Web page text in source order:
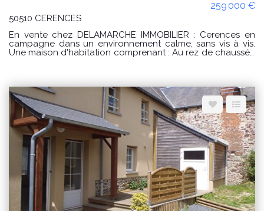
259 000 €
50510 CERENCES
En vente chez DELAMARCHE IMMOBILIER : Cerences en
campagne dans un environnement calme, sans vis à vis.
Une maison d'habitation comprenant : Au rez de chaussée
chambres dont une avec un dressing aménagé, -une salle
d'eau avec WC. PRIX : 259000 € Honoraires à la charge du
vendeur. Classe énergie : D (226) Classe climat : B (9)
Montant estimé des dépenses annuelles d'énergie pour un
usage standard : entre 2860 € et 3920 € / an. Prix moyens
des énergies indexés sur les années 2021, 2022, 2023
(abonnements compris) conformément à l'arrêté du 31
mars 2021 en vigueur lors de l'établissement du DPE "Les
informations sur les risques auxquels ce bien est exposé
sont disponibles sur le site Géorisques :
www.georisques.gouv.fr" POUR VISITER : DELAMARCHE
IMMOBILIER, Florian GINARD 07.86.27.44.34